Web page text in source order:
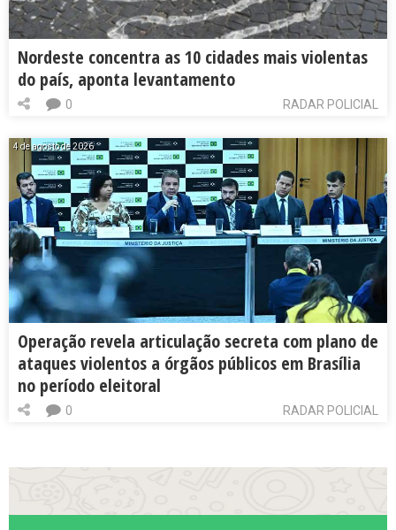
Nordeste concentra as 10 cidades mais violentas
do país, aponta levantamento
RADAR POLICIAL
0
4 de agosto de 2026
Operação revela articulação secreta com plano de
ataques violentos a órgãos públicos em Brasília
no período eleitoral
RADAR POLICIAL
0